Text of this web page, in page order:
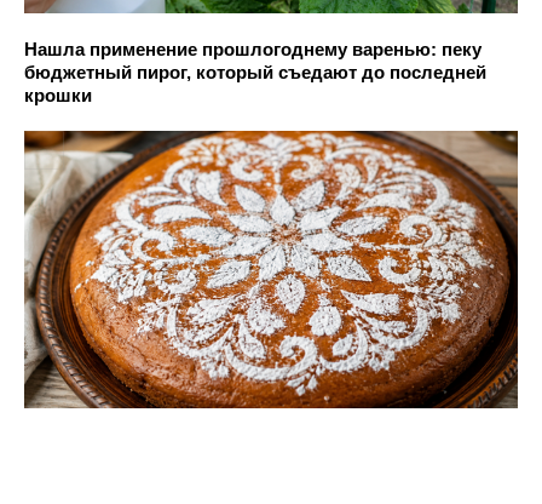
Нашла применение прошлогоднему варенью: пеку
бюджетный пирог, который съедают до последней
крошки